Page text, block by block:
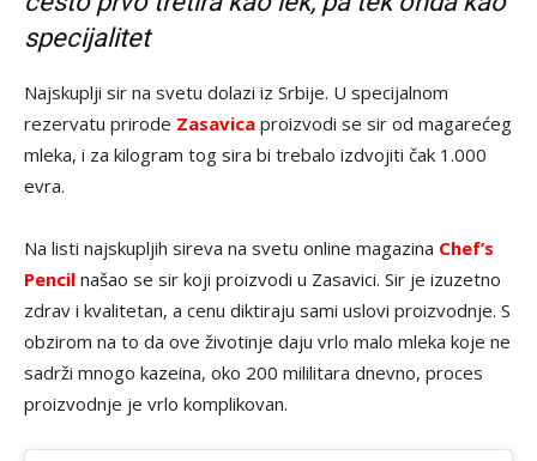
specijalitet
Najskuplji sir na svetu dolazi iz Srbije. U specijalnom
rezervatu prirode Zasavica proizvodi se sir od magarećeg
mleka, i za kilogram tog sira bi trebalo izdvojiti čak 1.000
evra.
Na listi najskupljih sireva na svetu online magazina Chef’s
Pencil našao se sir koji proizvodi u Zasavici. Sir je izuzetno
zdrav i kvalitetan, a cenu diktiraju sami uslovi proizvodnje. S
obzirom na to da ove životinje daju vrlo malo mleka koje ne
sadrži mnogo kazeina, oko 200 mililitara dnevno, proces
proizvodnje je vrlo komplikovan.